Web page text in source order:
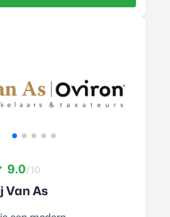
9.0/10
Van As